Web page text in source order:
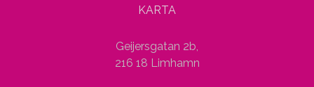
KARTA
Geijersgatan 2b,
216 18 Limhamn